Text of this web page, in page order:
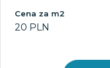
Cena za m2
20 PLN